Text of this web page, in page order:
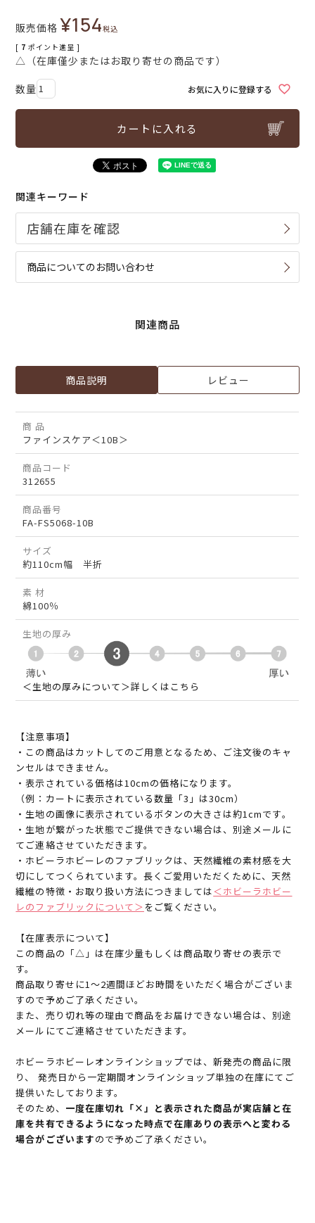
販売価格 ¥154税込
[ 7 ポイント進呈 ]
△（在庫僅少またはお取り寄せの商品です）
お気に入りに登録する
カートに入れる
関連キーワード
商品についてのお問い合わせ
関連商品
商品説明 レビュー
商 品
ファインスケア＜10B＞
商品コード
312655
商品番号
FA-FS5068-10B
サイズ
約110cm幅 半折
素 材
綿100％
生地の厚み
＜生地の厚みについて＞詳しくはこちら
【注意事項】
・この商品はカットしてのご用意となるため、ご注文後のキャ
ンセルはできません。
・表示されている価格は10cmの価格になります。
（例：カートに表示されている数量「3」は30cm）
・生地の画像に表示されているボタンの大きさは約1cmです。
・生地が繋がった状態でご提供できない場合は、別途メールに
てご連絡させていただきます。
・ホビーラホビーレのファブリックは、天然繊維の素材感を大
切にしてつくられています。長くご愛用いただくために、天然
繊維の特徴・お取り扱い方法につきましては＜ホビーラホビー
レのファブリックについて＞ をご覧ください。
【在庫表示について】
この商品の「△」は在庫少量もしくは商品取り寄せの表示で
す。
商品取り寄せに1～2週間ほどお時間をいただく場合がございま
すので予めご了承ください。
また、売り切れ等の理由で商品をお届けできない場合は、別途
メールにてご連絡させていただきます。
ホビーラホビーレオンラインショップでは、新発売の商品に限
り、 発売日から一定期間オンラインショップ単独の在庫にてご
提供いたしております。
そのため、 一度在庫切れ「×」と表示された商品が実店舗と在
庫を共有できるようになった時点で在庫ありの表示へと変わる
場合がございますので予めご了承ください。